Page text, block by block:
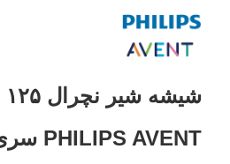
PHILIPS AVENT سری Response